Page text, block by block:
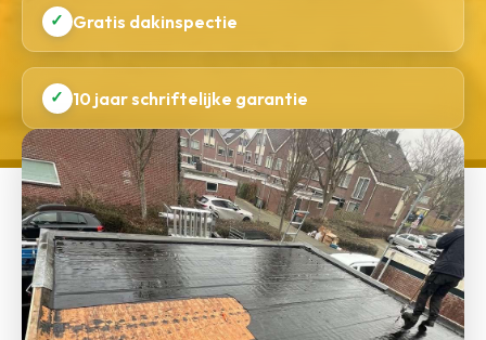
✓ Gratis dakinspectie
✓ 10 jaar schriftelijke garantie